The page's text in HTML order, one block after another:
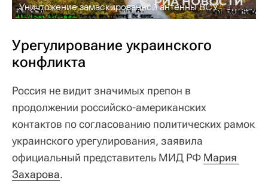
Уничтожение замаскированной антенны ВСУ
Урегулирование украинского
конфликта
Россия не видит значимых препон в
продолжении российско-американских
контактов по согласованию политических рамок
украинского урегулирования, заявила
официальный представитель МИД РФ Мария
Захарова.